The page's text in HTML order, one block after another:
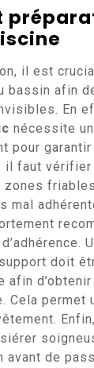
il est
bassin afin
En
nécessite
pour
il faut vérifier
mal
doit
afin
Cela permet
avant de